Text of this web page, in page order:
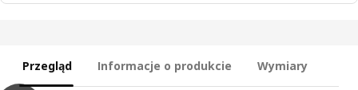
Przegląd Informacje o produkcie Wymiary